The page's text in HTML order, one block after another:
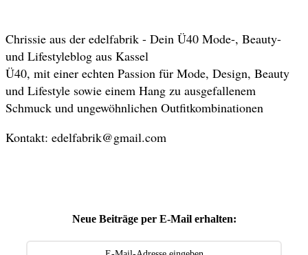
Chrissie aus der edelfabrik - Dein Ü40 Mode-, Beauty-
und Lifestyleblog aus Kassel
Ü40, mit einer echten Passion für Mode, Design, Beauty
und Lifestyle sowie einem Hang zu ausgefallenem
Schmuck und ungewöhnlichen Outfitkombinationen
Kontakt: edelfabrik@gmail.com
Neue Beiträge per E-Mail erhalten: